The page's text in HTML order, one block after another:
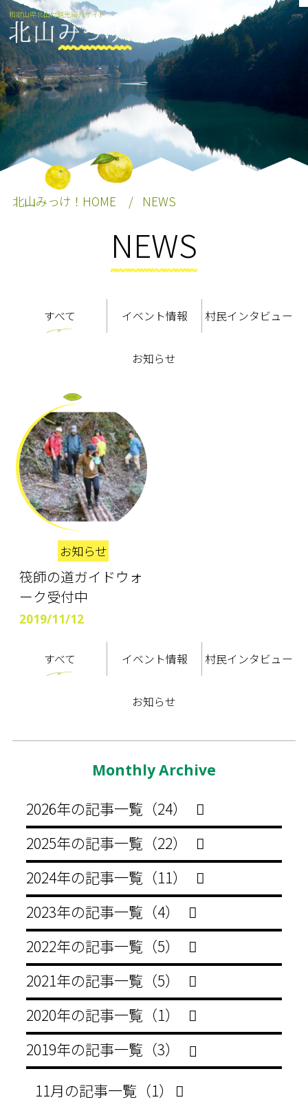
和歌山県北山村観光紹介サイト
北山みっけ！HOME NEWS
NEWS
すべて イベント情報 村民インタビュー
お知らせ
お知らせ
筏師の道ガイドウォ
ーク受付中
2019/11/12
すべて イベント情報 村民インタビュー
お知らせ
Monthly Archive
2026年の記事一覧（24）
2025年の記事一覧（22）
2024年の記事一覧（11）
2023年の記事一覧（4）
2022年の記事一覧（5）
2021年の記事一覧（5）
2020年の記事一覧（1）
2019年の記事一覧（3）
11月の記事一覧（1）